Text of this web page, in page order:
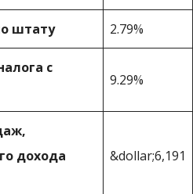
штату 2.79%
с
9.29%
дохода
&dollar;6,191